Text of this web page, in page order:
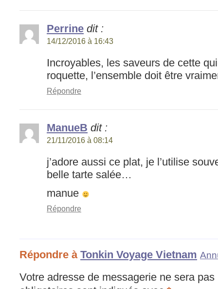
Perrine dit :
14/12/2016 à 16:43
Incroyables, les saveurs de cette
roquette, l’ensemble doit être
Répondre
ManueB dit :
21/11/2016 à 08:14
j’adore aussi ce plat, je l’utilise
belle tarte salée…
manue
Répondre
Répondre à Tonkin Voyage Vietnam
Votre adresse de messagerie ne sera pas